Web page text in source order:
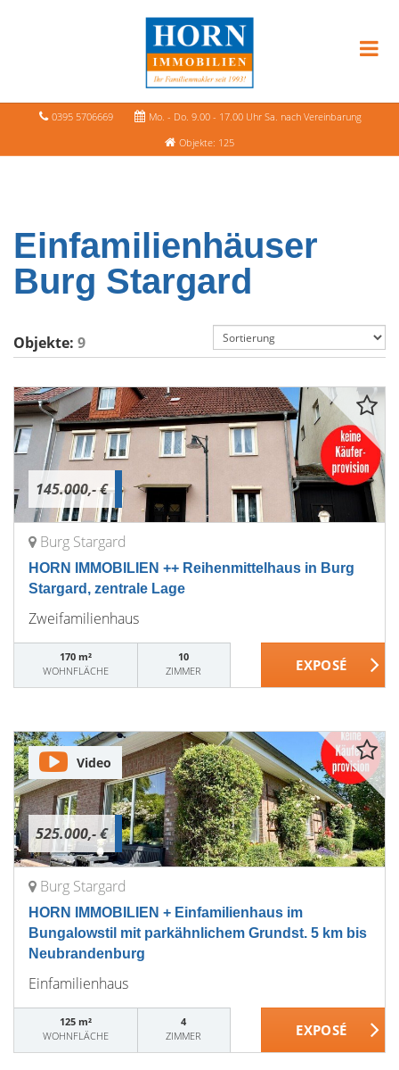
0395 5706669
Mo. - Do. 9.00 - 17.00 Uhr Sa. nach Vereinbarung
Objekte: 125
Einfamilienhäuser
Burg Stargard
Objekte: 9
145.000,- €
Burg Stargard
HORN IMMOBILIEN ++ Reihenmittelhaus in Burg
Stargard, zentrale Lage
Zweifamilienhaus
170 m²
WOHNFLÄCHE
10
ZIMMER
525.000,- €
Video
Burg Stargard
HORN IMMOBILIEN + Einfamilienhaus im
Bungalowstil mit parkähnlichem Grundst. 5 km bis
Neubrandenburg
Einfamilienhaus
125 m²
WOHNFLÄCHE
4
ZIMMER